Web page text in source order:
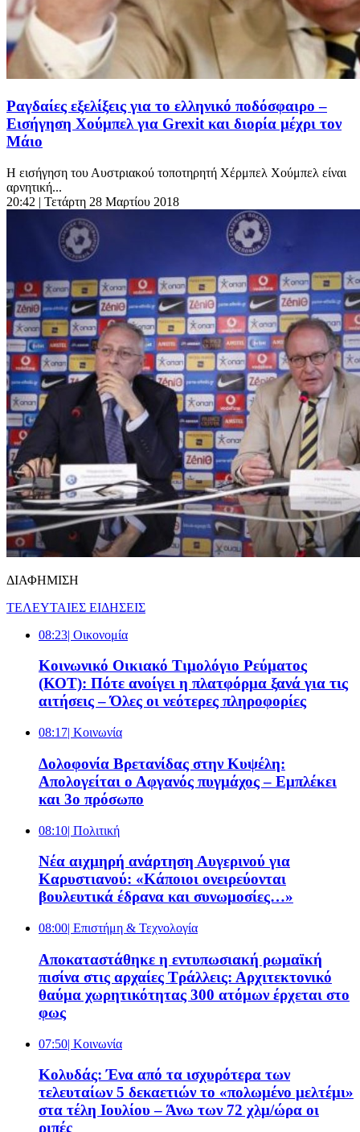
Ραγδαίες εξελίξεις για το ελληνικό ποδόσφαιρο –
Εισήγηση Χούμπελ για Grexit και διορία μέχρι τον
Μάιο
Η εισήγηση του Αυστριακού τοποτηρητή Χέρμπελ Χούμπελ είναι
αρνητική...
20:42 | Τετάρτη 28 Μαρτίου 2018
ΔΙΑΦΗΜΙΣΗ
ΤΕΛΕΥΤΑΙΕΣ ΕΙΔΗΣΕΙΣ
08:23| Oικονομία
Κοινωνικό Οικιακό Τιμολόγιο Ρεύματος
(ΚΟΤ): Πότε ανοίγει η πλατφόρμα ξανά για τις
αιτήσεις – Όλες οι νεότερες πληροφορίες
08:17| Κοινωνία
Δολοφονία Βρετανίδας στην Κυψέλη:
Απολογείται ο Αφγανός πυγμάχος – Εμπλέκει
και 3ο πρόσωπο
08:10| Πολιτική
Νέα αιχμηρή ανάρτηση Αυγερινού για
Καρυστιανού: «Κάποιοι ονειρεύονται
βουλευτικά έδρανα και συνωμοσίες…»
08:00| Επιστήμη & Τεχνολογία
Αποκαταστάθηκε η εντυπωσιακή ρωμαϊκή
πισίνα στις αρχαίες Τράλλεις: Αρχιτεκτονικό
θαύμα χωρητικότητας 300 ατόμων έρχεται στο
φως
07:50| Κοινωνία
Κολυδάς: Ένα από τα ισχυρότερα των
τελευταίων 5 δεκαετιών το «πολωμένο μελτέμι»
στα τέλη Ιουλίου – Άνω των 72 χλμ/ώρα οι
ριπές